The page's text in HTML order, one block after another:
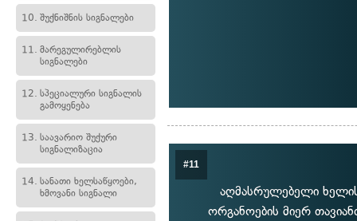
10. შუქნიშნის სიგნალები
11. მარეგულირებლის
სიგნალები
12. სპეციალური სიგნალის
გამოყენება
13. საავარიო შუქური
სიგნალიზაცია
14. სანათი ხელსაწყოები,
ხმოვანი სიგნალი
#11
აღმასრულებელი
ორგანოების მიერ